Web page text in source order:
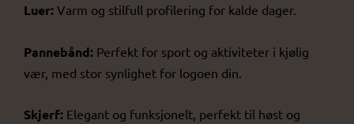
Luer: Varm og stilfull profilering for kalde dager.
Pannebånd: Perfekt for sport og aktiviteter i kjølig
vær, med stor synlighet for logoen din.
Skjerf: Elegant og funksjonelt, perfekt til høst og